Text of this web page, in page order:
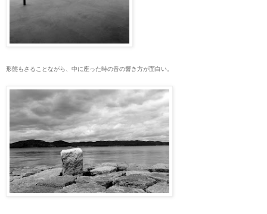
形態もさることながら、中に座った時の音の響き方が面白い。